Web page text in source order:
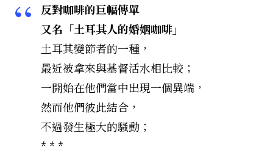
反對咖啡的巨幅傳單
又名「土耳其人的婚姻咖啡」
土耳其變節者的一種，
最近被拿來與基督活水相比較；
一開始在他們當中出現一個異端，
然而他們彼此結合，
不過發生極大的騷動；
* * *